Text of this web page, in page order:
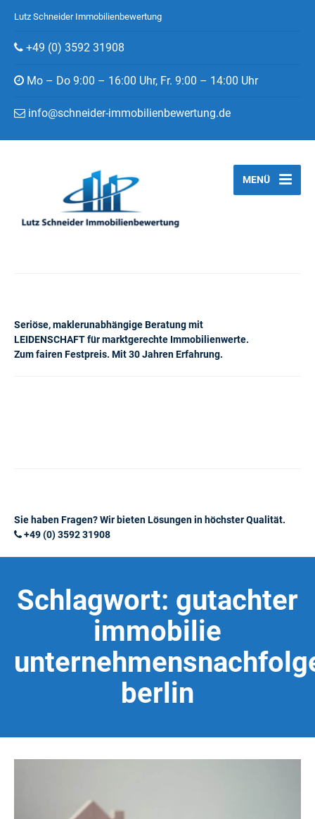
Lutz Schneider Immobilienbewertung
+49 (0) 3592 31908
Mo – Do 9:00 – 16:00 Uhr, Fr. 9:00 – 14:00 Uhr
info@schneider-immobilienbewertung.de
Seriöse, maklerunabhängige Beratung mit
LEIDENSCHAFT für marktgerechte Immobilienwerte.
Zum fairen Festpreis. Mit 30 Jahren Erfahrung.
MENÜ
Sie haben Fragen? Wir bieten Lösungen in höchster Qualität.
+49 (0) 3592 31908
Schlagwort: gutachter
immobilie
berlin